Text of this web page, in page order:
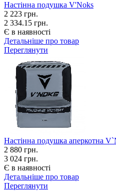
Настінна подушка V'Noks
2 223 грн.
2 334.15 грн.
Є в наявності
Детальніше про товар
Переглянути
Настінна подушка аперкотна
2 880 грн.
3 024 грн.
Є в наявності
Детальніше про товар
Переглянути